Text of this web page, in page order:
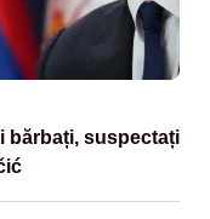
bărbați, suspectați